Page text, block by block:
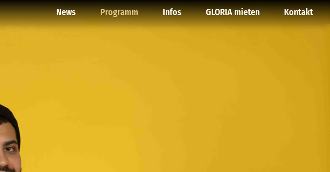
News Programm Infos GLORIA mieten Kontakt